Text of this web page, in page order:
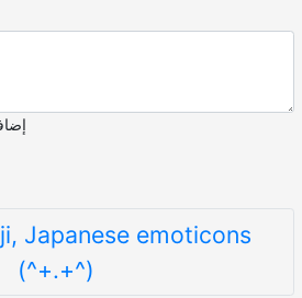
Japanese emoticons
(^+.+^)